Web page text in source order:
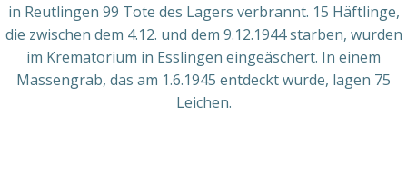
in Reutlingen 99 Tote des Lagers verbrannt. 15 Häftlinge,
die zwischen dem 4.12. und dem 9.12.1944 starben, wurden
im Krematorium in Esslingen eingeäschert. In einem
Massengrab, das am 1.6.1945 entdeckt wurde, lagen 75
Leichen.